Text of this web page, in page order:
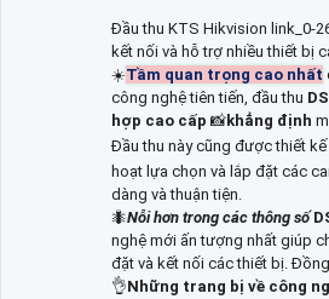
Đầu thu KTS Hikvision link_0-
kết nối và hỗ trợ nhiều thiết bị
☀️Tầm quan trọng cao nhất
công nghệ tiên tiến, đầu thu
hợp cao cấp 📸khẳng định
Đầu thu này cũng được thiết
hoạt lựa chọn và lắp đặt các
dàng và thuận tiện.
🐜Nỗi hơn trong các thông số
nghệ mới ấn tượng nhất giúp
đặt và kết nối các thiết bị.
👌Những trang bị về công